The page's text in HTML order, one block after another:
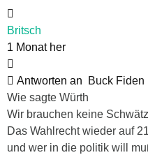
Britsch
1 Monat her
Antworten an
Buck Fiden
Wie sagte Würth
Wir brauchen keine
Das Wahlrecht wieder auf
und wer in die politik will